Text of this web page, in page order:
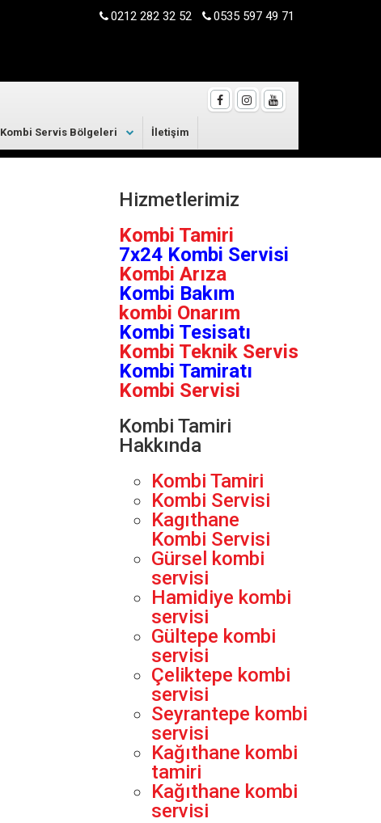
0212 282 32 52 0535 597 49 71
Kombi Servis Bölgeleri İletişim
Hizmetlerimiz
Kombi Tamiri
7x24 Kombi Servisi
Kombi Arıza
Kombi Bakım
kombi Onarım
Kombi Tesisatı
Kombi Teknik Servis
Kombi Tamiratı
Kombi Servisi
Kombi Tamiri
Hakkında
Kombi Tamiri
Kombi Servisi
Kagıthane
Kombi Servisi
Gürsel kombi
servisi
Hamidiye kombi
servisi
Gültepe kombi
servisi
Çeliktepe kombi
servisi
Seyrantepe kombi
servisi
Kağıthane kombi
tamiri
Kağıthane kombi
servisi